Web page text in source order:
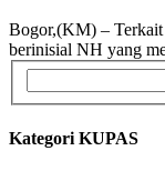
Bogor,(KM) – Terkait
berinisial NH yang
Kategori KUPAS